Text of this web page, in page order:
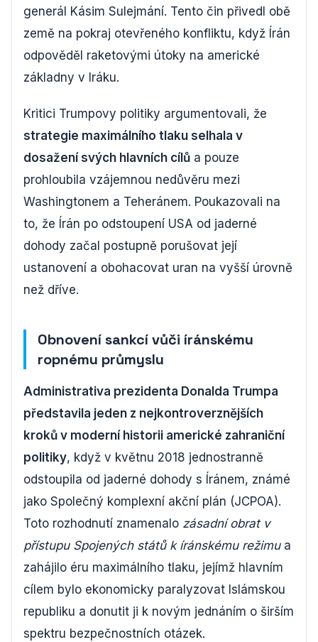
generál Kásim Sulejmání. Tento čin přivedl obě
země na pokraj otevřeného konfliktu, když Írán
odpověděl raketovými útoky na americké
základny v Iráku.
Kritici Trumpovy politiky argumentovali, že
strategie maximálního tlaku selhala v
dosažení svých hlavních cílů a pouze
prohloubila vzájemnou nedůvěru mezi
Washingtonem a Teheránem. Poukazovali na
to, že Írán po odstoupení USA od jaderné
dohody začal postupně porušovat její
ustanovení a obohacovat uran na vyšší úrovně
než dříve.
Obnovení sankcí vůči íránskému
ropnému průmyslu
Administrativa prezidenta Donalda Trumpa
představila jeden z nejkontroverznějších
kroků v moderní historii americké zahraniční
politiky, když v květnu 2018 jednostranně
odstoupila od jaderné dohody s Íránem, známé
jako Společný komplexní akční plán (JCPOA).
Toto rozhodnutí znamenalo zásadní obrat v
přístupu Spojených států k íránskému režimua
zahájilo éru maximálního tlaku, jejímž hlavním
cílem bylo ekonomicky paralyzovat Islámskou
republiku a donutit ji k novým jednáním o širším
spektru bezpečnostních otázek.